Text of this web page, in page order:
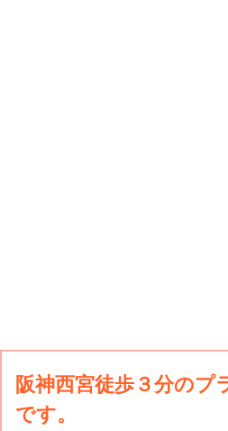
阪神西宮徒歩３分のプ
です。